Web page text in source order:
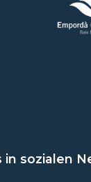
in sozialen